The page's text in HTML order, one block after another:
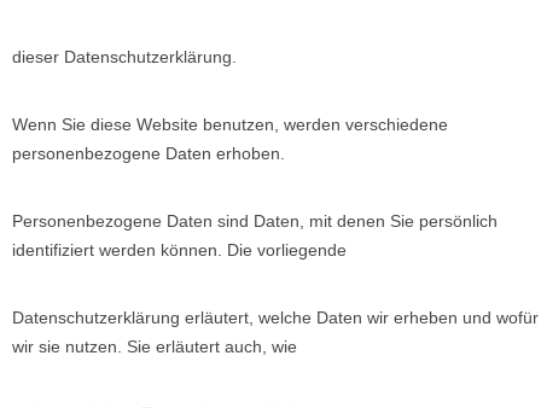
dieser Datenschutzerklärung.
Wenn Sie diese Website benutzen, werden verschiedene
personenbezogene Daten erhoben.
Personenbezogene Daten sind Daten, mit denen Sie persönlich
identifiziert werden können. Die vorliegende
Datenschutzerklärung erläutert, welche Daten wir erheben und wofür
wir sie nutzen. Sie erläutert auch, wie